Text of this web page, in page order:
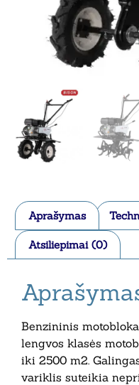
Aprašymas
Atsiliepimai (0)
Benzininis
lengvos klasės
iki 2500 m2.
variklis suteikia